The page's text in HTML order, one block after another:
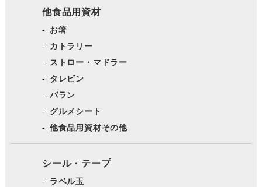
他食品用資材
お箸
カトラリー
ストロー・マドラー
タレビン
バラン
グルメシート
他食品用資材その他
シール・テープ
ラベル玉